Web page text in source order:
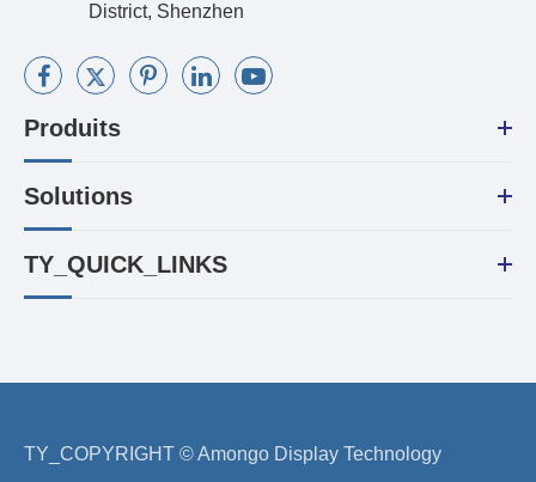
District, Shenzhen
Produits
Solutions
TY_QUICK_LINKS
TY_COPYRIGHT ©Amongo Display Technology